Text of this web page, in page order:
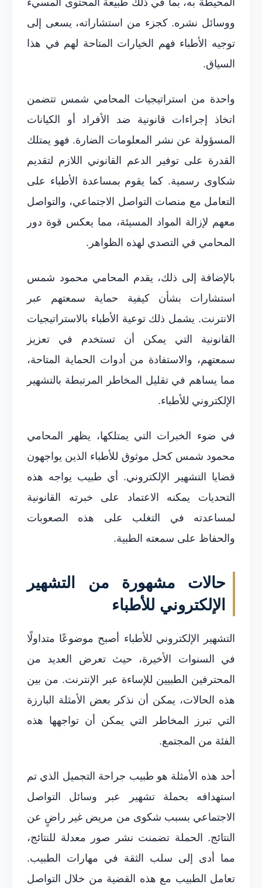
ووسائل نشره. كجزء من استشاراته، يسعى إلى
توجيه الأطباء فهم الخيارات المتاحة لهم في هذا
السياق.
واحدة من استراتيجيات المحامي شمس تتضمن
اتخاذ إجراءات قانونية ضد الأفراد أو الكيانات
المسؤولة عن نشر المعلومات الضارة. فهو يمتلك
القدرة على توفير الدعم القانوني اللازم لتقديم
شكاوى رسمية. كما يقوم بمساعدة الأطباء على
التعامل مع منصات التواصل الاجتماعي، والتواصل
معهم لإزالة المواد المسيئة، مما يعكس قوة دور
المحامي في التصدي لهذه الظواهر.
بالإضافة إلى ذلك، يقدم المحامي محمود شمس
استشارات بشأن كيفية حماية سمعتهم عبر
الانترنت. يشمل ذلك توعية الأطباء بالاستراتيجيات
القانونية التي يمكن أن تستخدم في تعزيز
سمعتهم، والاستفادة من أدوات الحماية المتاحة،
مما يساهم في تقليل المخاطر المرتبطة بالتشهير
الإلكتروني للأطباء.
في ضوء الخبرات التي يمتلكها، يظهر المحامي
محمود شمس كحل موثوق للأطباء الذين يواجهون
قضايا التشهير الإلكتروني. أي طبيب يواجه هذه
التحديات يمكنه الاعتماد على خبرته القانونية
لمساعدته في التغلب على هذه الصعوبات
والحفاظ على سمعته الطبية.
حالات مشهورة من التشهير
الإلكتروني للأطباء
التشهير الإلكتروني للأطباء أصبح موضوعًا متداولًا
في السنوات الأخيرة، حيث تعرض العديد من
المحترفين الطبيين للإساءة عبر الإنترنت. من بين
هذه الحالات، يمكن أن نذكر بعض الأمثلة البارزة
التي تبرز المخاطر التي يمكن أن تواجهها هذه
الفئة من المجتمع.
أحد هذه الأمثلة هو طبيب جراحة التجميل الذي تم
استهدافه بحملة تشهير عبر وسائل التواصل
الاجتماعي بسبب شكوى من مريض غير راضٍ عن
النتائج. الحملة تضمنت نشر صور معدلة للنتائج،
مما أدى إلى سلب الثقة في مهارات الطبيب.
تعامل الطبيب مع هذه القضية من خلال التواصل